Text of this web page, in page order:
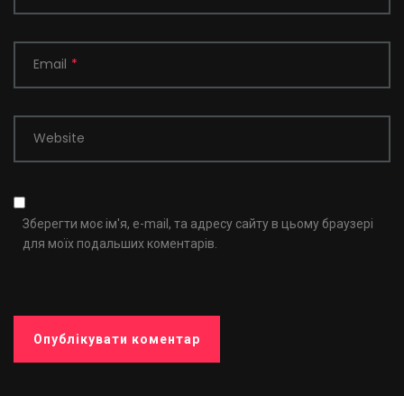
Email *
Website
Зберегти моє ім'я, e-mail, та адресу сайту в цьому браузері
для моїх подальших коментарів.